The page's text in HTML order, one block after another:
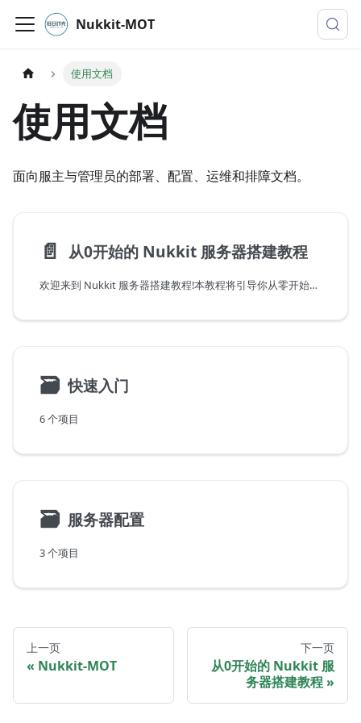
Nukkit-MOT
使用文档
使用文档
面向服主与管理员的部署、配置、运维和排障文档。
📄️ 从0开始的 Nukkit 服务器搭建教程
欢迎来到 Nukkit 服务器搭建教程!本教程将引导你从零开始搭建一个 Nukkit 服务器，让你能够运行自己的 Minecraft 基岩版服务器。
🗃 快速入门
6 个项目
🗃 服务器配置
3 个项目
上一页
Nukkit-MOT
下一页
从0开始的 Nukkit 服
务器搭建教程